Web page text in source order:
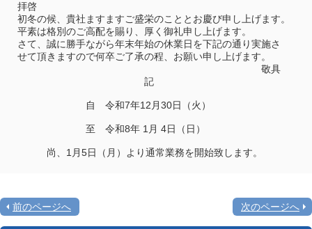
拝啓
初冬の候、貴社ますますご盛栄のこととお慶び申し上げます。
平素は格別のご高配を賜り、厚く御礼申し上げます。
さて、誠に勝手ながら年末年始の休業日を下記の通り実施さ
せて頂きますので何卒ご了承の程、お願い申し上げます。
敬具
記
自 令和7年12月30日（火）
至 令和8年 1月 4日（日）
尚、1月5日（月）より通常業務を開始致します。
前のページへ 次のページへ